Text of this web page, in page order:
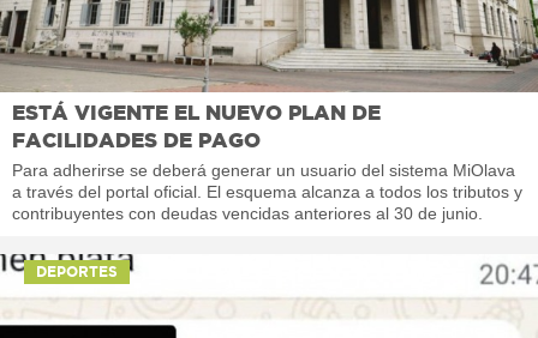
ESTÁ VIGENTE EL NUEVO PLAN DE
FACILIDADES DE PAGO
Para adherirse se deberá generar un usuario del sistema MiOlava
a través del portal oficial. El esquema alcanza a todos los tributos y
contribuyentes con deudas vencidas anteriores al 30 de junio.
DEPORTES